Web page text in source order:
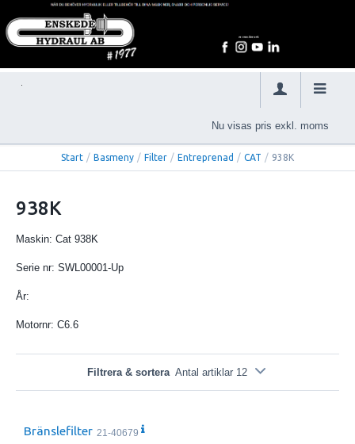
Nu visas pris exkl. moms
Start / Basmeny / Filter / Entreprenad / CAT / 938K
938K
Maskin: Cat 938K
Serie nr: SWL00001-Up
År:
Motornr: C6.6
Filtrera & sortera Antal artiklar 12
Bränslefilter 21-40679